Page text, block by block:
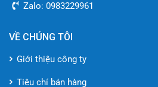
Zalo: 0983229961
VỀ CHÚNG TÔI
Giới thiệu công ty
Tiêu chí bán hàng